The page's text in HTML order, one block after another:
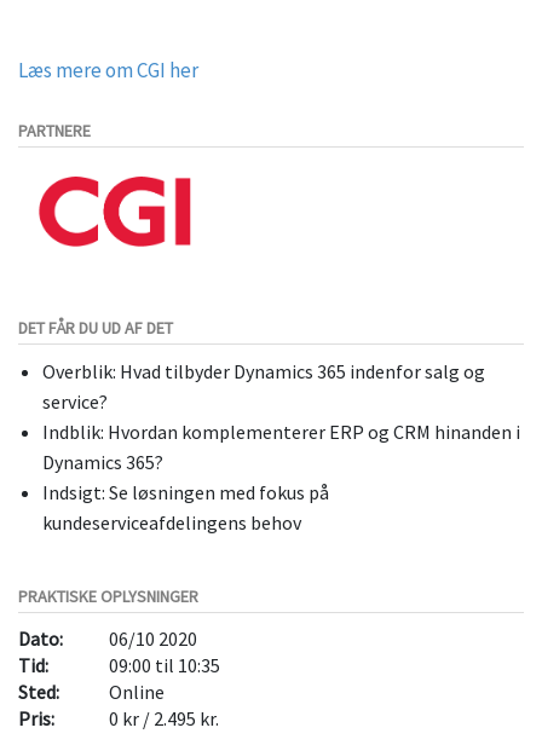
Læs mere om CGI her
PARTNERE
DET FÅR DU UD AF DET
Overblik: Hvad tilbyder Dynamics 365 indenfor salg og
service?
Indblik: Hvordan komplementerer ERP og CRM hinanden i
Dynamics 365?
Indsigt: Se løsningen med fokus på
kundeserviceafdelingens behov
PRAKTISKE OPLYSNINGER
Dato:
06/10 2020
Tid:
09:00 til 10:35
Sted:
Online
Pris:
0 kr / 2.495 kr.